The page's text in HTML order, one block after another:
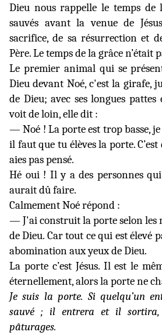
Dieu nous rappelle le temps de
sauvés avant la venue de
sacrifice, de sa résurrection et
Père. Le temps de la grâce n’était
Le premier animal qui se
Dieu devant Noé, c'est la girafe,
de Dieu; avec ses longues
voit de loin, elle dit :
— Noé ! La porte est trop basse,
il faut que tu élèves la porte.
aies pas pensé.
Hé oui ! Il y a des personnes
aurait dû faire.
Calmement Noé répond :
— J'ai construit la porte selon les
de Dieu. Car tout ce qui est élevé
abomination aux yeux de Dieu.
La porte c’est Jésus. Il est le
éternellement, alors la porte ne
Je suis la porte. Si quelqu’un
sauvé ; il entrera et il